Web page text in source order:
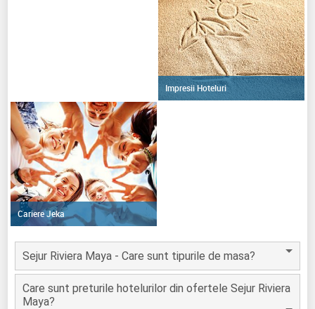
Impresii Hoteluri
Cariere Jeka
Sejur Riviera Maya - Care sunt tipurile de masa?
Care sunt preturile hotelurilor din ofertele Sejur Riviera
Maya?